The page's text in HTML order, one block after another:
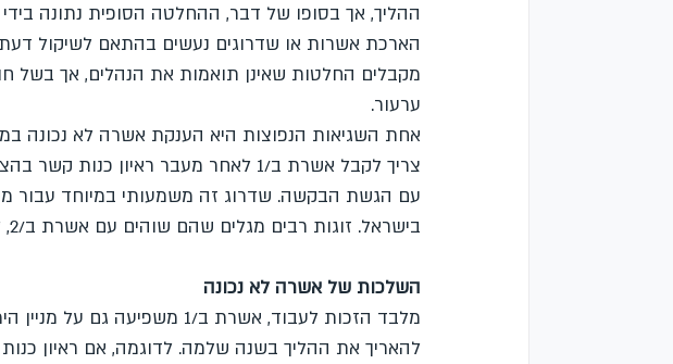
ההליך, אך בסופו של דבר, ההחלטה הסופית נתונה
הארכת אשרות או שדרוגים נעשים בהתאם לשיקול
מקבלים החלטות שאינן תואמות את הנהלים, אך בשל
ערעור.
אחת השגיאות הנפוצות היא הענקת אשרה לא נכונה
צריך לקבל אשרת ב/1 לאחר מעבר ראיון
בישראל. זוגות רבים מגלים שהם שוהים עם אשרת ב/2, למרות שהיו זכאים לאשרת ב/1 מוקדם יותר.
השלכות של אשרה לא נכונה
מלבד הזכות לעבוד, אשרת ב/1